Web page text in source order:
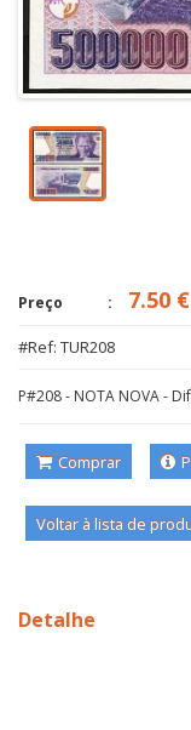
Preço 7.50 €
#Ref: TUR208
P#208 - NOTA NOVA -
Comprar
Voltar à lista de
Detalhe